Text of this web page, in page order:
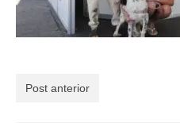
Post anterior